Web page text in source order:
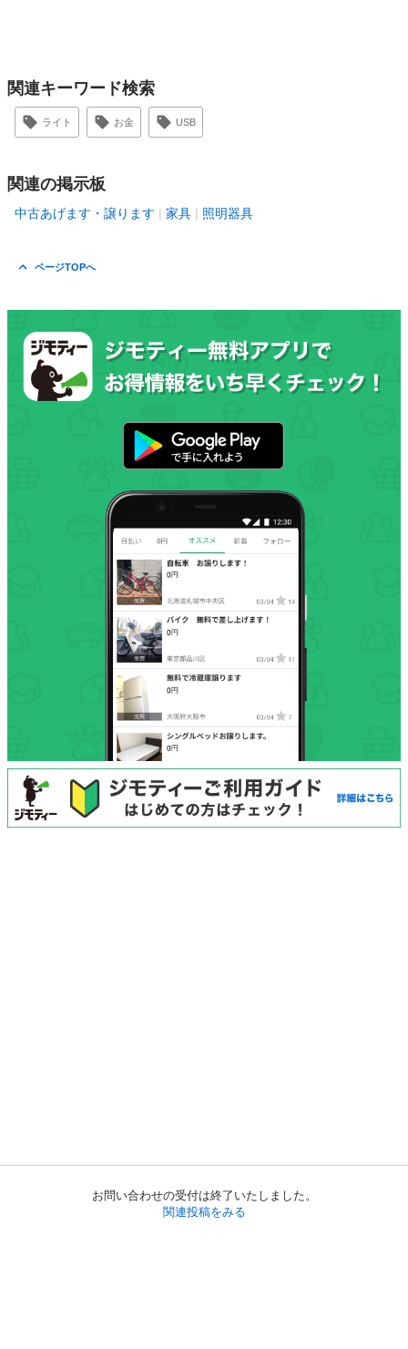
お問い合わせの受付は終了いたしました。
関連投稿をみる
関連キーワード検索
ライト お金 USB
関連の掲示板
中古あげます・譲ります 家具 照明器具
ページTOPへ